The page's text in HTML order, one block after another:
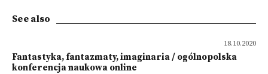
See also
18.10.2020
Fantastyka, fantazmaty, imaginaria / ogólnopolska
konferencja naukowa online